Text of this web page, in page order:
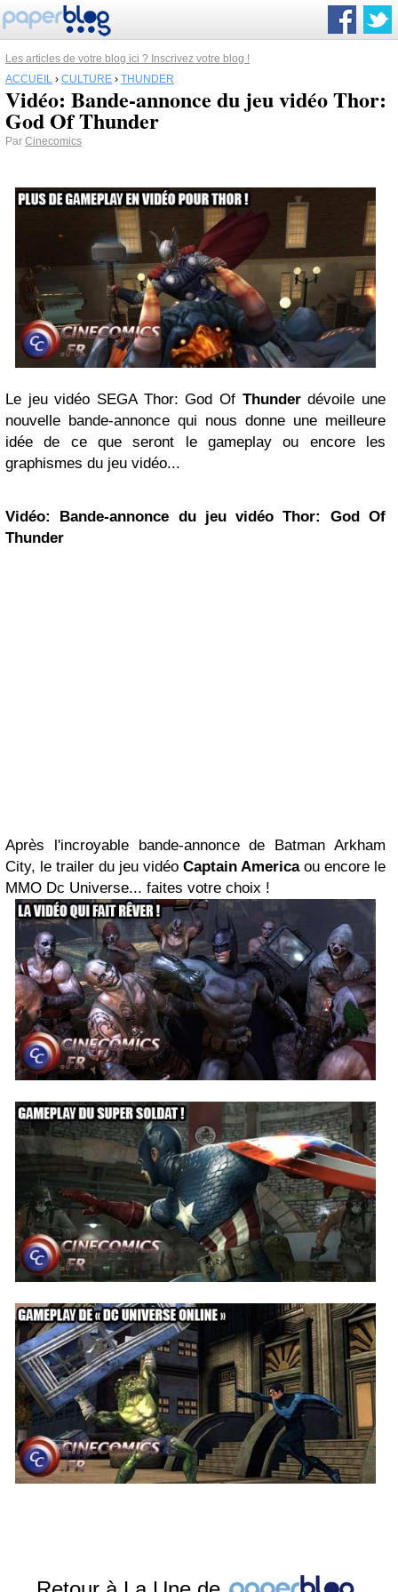
Les articles de votre blog ici ? Inscrivez votre blog !
ACCUEIL › CULTURE › THUNDER
Vidéo: Bande-annonce du jeu vidéo Thor:
God Of Thunder
Par Cinecomics
Le jeu vidéo SEGA Thor: God Of Thunderdévoile une
nouvelle bande-annonce qui nous donne une meilleure
idée de ce que seront le gameplay ou encore les
graphismes du jeu vidéo...
Vidéo: Bande-annonce du jeu vidéo Thor: God Of
Thunder
Après l'incroyable bande-annonce de Batman Arkham
City, le trailer du jeu vidéo Captain Americaou encore le
MMO Dc Universe... faites votre choix !